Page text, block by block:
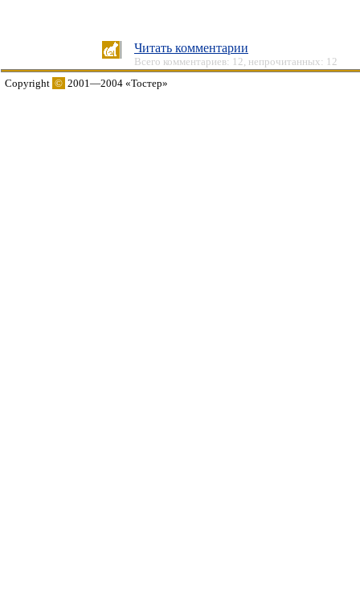
Читать комментарии
Всего комментариев: 12, непрочитанных: 12
Copyright © 2001—2004 «Тостер»